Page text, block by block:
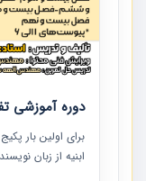
دوره آموزشی
برای اولین بار
ابنیه از زبان
ردیف ها و